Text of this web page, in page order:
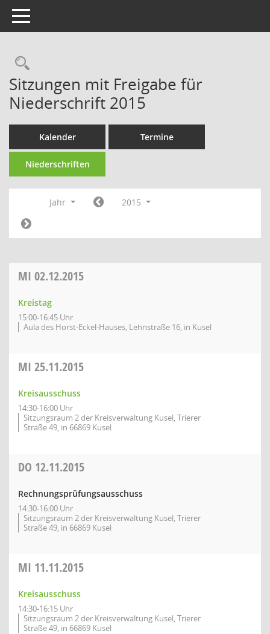
Toggle navigation
Rechercheauswahl
Sitzungen mit Freigabe für
Niederschrift 2015
Kalender Termine
Niederschriften
Jahr 2015
MI 02.12.2015
Kreistag
15:00-16:45 Uhr
Aula des Horst-Eckel-Hauses, Lehnstraße 16, in Kusel
MI 25.11.2015
Kreisausschuss
14:30-16:00 Uhr
Sitzungsraum 2 der Kreisverwaltung Kusel, Trierer
Straße 49, in 66869 Kusel
DO 12.11.2015
Rechnungsprüfungsausschuss
14:30-16:00 Uhr
Sitzungsraum 2 der Kreisverwaltung Kusel, Trierer
Straße 49, in 66869 Kusel
MI 11.11.2015
Kreisausschuss
14:30-16:15 Uhr
Sitzungsraum 2 der Kreisverwaltung Kusel, Trierer
Straße 49, in 66869 Kusel